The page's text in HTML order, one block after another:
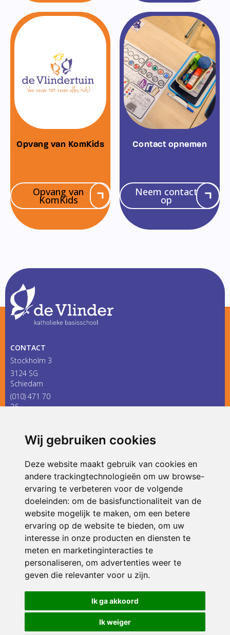
Wij gebruiken cookies
Deze website maakt gebruik van cookies en
andere trackingtechnologieën om uw browse-
ervaring te verbeteren voor de volgende
doeleinden: om de basisfunctionaliteit van de
website mogelijk te maken, om een betere
ervaring op de website te bieden, om uw
interesse in onze producten en diensten te
meten en marketinginteracties te
personaliseren, om advertenties weer te
geven die relevanter voor u zijn.
Ik ga akkoord
Ik weiger
Opvang van KomKids
Opvang van
KomKids
Contact opnemen
Neem contact
op
CONTACT
Stockholm 3
3124 SG
Schiedam
(010) 471 70
36
ONDERDEEL VAN
© 2026 De Vlinder | Alle rechten voorbehouden
Privacy policy|Disclaimer| Klachtenregeling|RSIN en Anbi
voorkeuren
Crealisatie The MindOffice